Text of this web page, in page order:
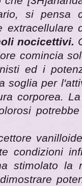
si pensa
extracellulare
nocicettivi.
comincia
ed i
soglia per
corporea.
condizioni
stimolato la